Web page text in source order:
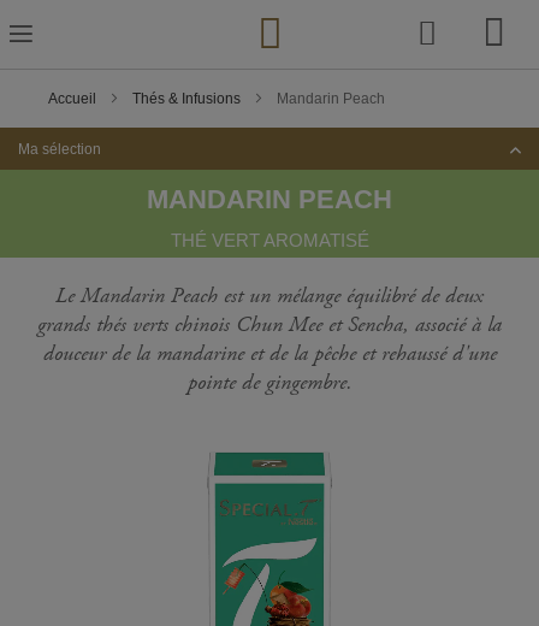
to
Content
Accueil Thés & Infusions Mandarin Peach
Ma sélection
MANDARIN PEACH
THÉ VERT AROMATISÉ
Le Mandarin Peach est un mélange équilibré de deux
grands thés verts chinois Chun Mee et Sencha, associé à la
douceur de la mandarine et de la pêche et rehaussé d'une
pointe de gingembre.